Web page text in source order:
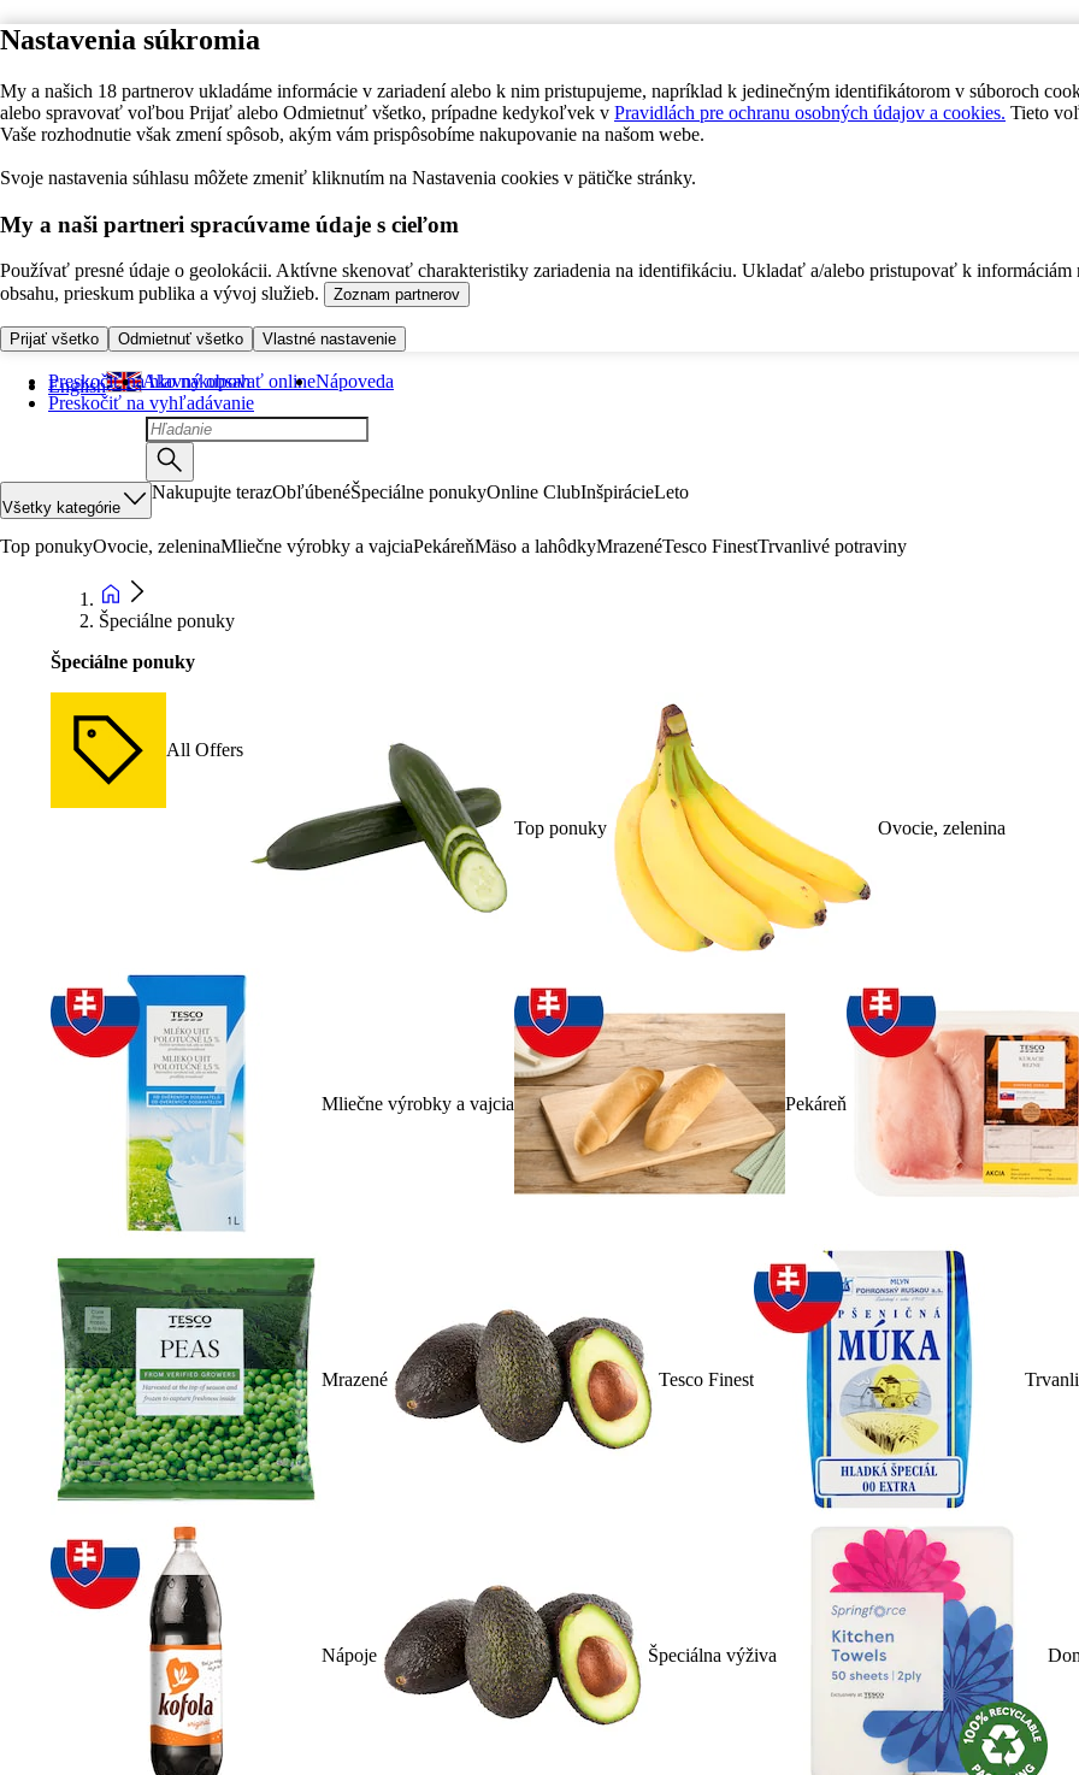
Nastavenia súkromia
My a našich 18 partnerov ukladáme informácie v zariadení alebo k nim pristupujeme, napríklad k jedinečným identifikátorom v súboroch
alebo spravovať voľbou Prijať alebo Odmietnuť všetko, prípadne kedykoľvek v Pravidlách pre ochranu osobných údajov a cookies. Tieto
Vaše rozhodnutie však zmení spôsob, akým vám prispôsobíme nakupovanie na našom webe.
Svoje nastavenia súhlasu môžete zmeniť kliknutím na Nastavenia cookies v pätičke stránky.
My a naši partneri spracúvame údaje s cieľom
Používať presné údaje o geolokácii. Aktívne skenovať charakteristiky zariadenia na identifikáciu. Ukladať a/alebo pristupovať k informáciám
obsahu, prieskum publika a vývoj služieb.
Zoznam partnerov
Prijať všetko Odmietnuť všetko Vlastné nastavenie
Preskočiť na hlavný obsah
Preskočiť na vyhľadávanie
English Ako nakupovať onlineNápoveda
Všetky kategórie
Nakupujte terazObľúbenéŠpeciálne ponukyOnline ClubInšpirácieLeto
Top ponukyOvocie, zeleninaMliečne výrobky a vajciaPekáreňMäso a lahôdkyMrazenéTesco FinestTrvanlivé potraviny
Špeciálne ponuky
Špeciálne ponuky
All Offers
Top ponuky Ovocie, zelenina
Mliečne výrobky a vajcia Pekáreň
Mrazené Tesco Finest
Nápoje Špeciálna výživa